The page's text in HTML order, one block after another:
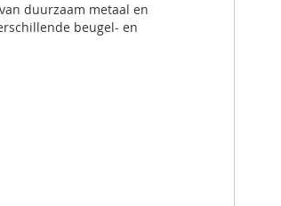
duurzaam metaal en
beugel- en